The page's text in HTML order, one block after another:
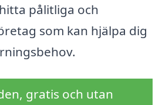
pålitliga och
som kan hjälpa dig
gratis och utan